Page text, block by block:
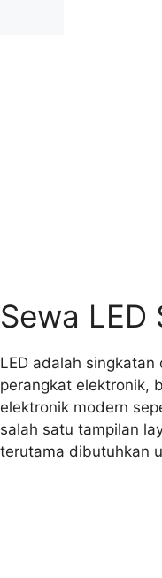
Sewa LED
LED adalah
perangkat elektronik,
elektronik modern
salah satu tampilan
terutama dibutuhkan